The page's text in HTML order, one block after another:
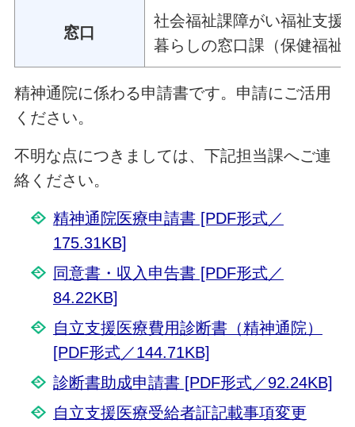
窓口
社会福祉課障がい福祉支援
暮らしの窓口課（保健福祉
精神通院に係わる申請書です。申請にご活用
ください。
不明な点につきましては、下記担当課へご連
絡ください。
精神通院医療申請書 [PDF形式／
175.31KB]
同意書・収入申告書 [PDF形式／
84.22KB]
自立支援医療費用診断書（精神通院）
[PDF形式／144.71KB]
診断書助成申請書 [PDF形式／92.24KB]
自立支援医療受給者証記載事項変更